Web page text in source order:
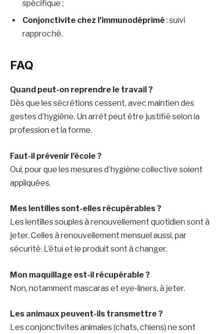
spécifique ;
Conjonctivite chez l’immunodéprimé: suivi
rapproché.
FAQ
Quand peut-on reprendre le travail ?
Dès que les sécrétions cessent, avec maintien des
gestes d’hygiène. Un arrêt peut être justifié selon la
profession et la forme.
Faut-il prévenir l’école ?
Oui, pour que les mesures d’hygiène collective soient
appliquées.
Mes lentilles sont-elles récupérables ?
Les lentilles souples à renouvellement quotidien sont à
jeter. Celles à renouvellement mensuel aussi, par
sécurité. L’étui et le produit sont à changer.
Mon maquillage est-il récupérable ?
Non, notamment mascaras et eye-liners, à jeter.
Les animaux peuvent-ils transmettre ?
Les conjonctivites animales (chats, chiens) ne sont